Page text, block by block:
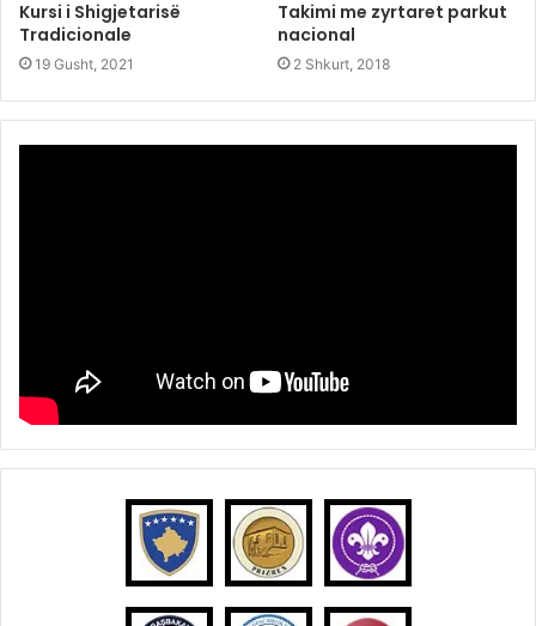
Kursi i Shigjetarisë
Tradicionale
19 Gusht, 2021
Takimi me zyrtaret parkut
nacional
2 Shkurt, 2018